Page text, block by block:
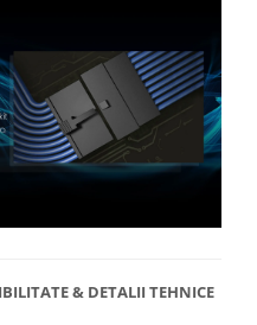
& DETALII TEHNICE